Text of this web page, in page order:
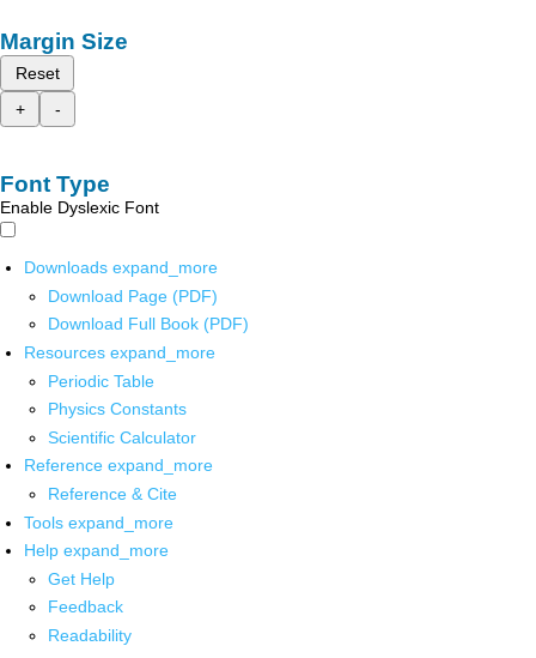
Margin Size
Reset
+
-
Font Type
Enable Dyslexic Font
Downloads expand_more
Download Page (PDF)
Download Full Book (PDF)
Resources expand_more
Periodic Table
Physics Constants
Scientific Calculator
Reference expand_more
Reference & Cite
Tools expand_more
Help expand_more
Get Help
Feedback
Readability